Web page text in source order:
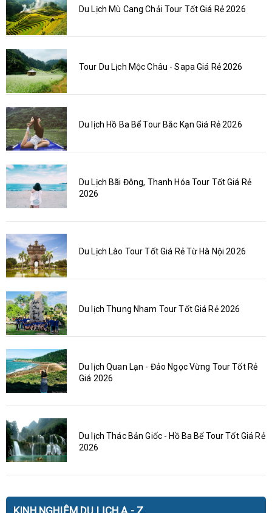
Du Lịch Mù Cang Chải Tour Tốt Giá Rẻ 2026
Tour Du Lịch Mộc Châu - Sapa Giá Rẻ 2026
Du lịch Hồ Ba Bể Tour Bắc Kạn Giá Rẻ 2026
Du Lịch Bãi Đông, Thanh Hóa Tour Tốt Giá Rẻ
2026
Du Lịch Lào Tour Tốt Giá Rẻ Từ Hà Nội 2026
Du lịch Thung Nham Tour Tốt Giá Rẻ 2026
Du lịch Quan Lạn - Đảo Ngọc Vừng Tour Tốt Rẻ
Giá 2026
Du lịch Thác Bản Giốc - Hồ Ba Bể Tour Tốt Giá Rẻ
2026